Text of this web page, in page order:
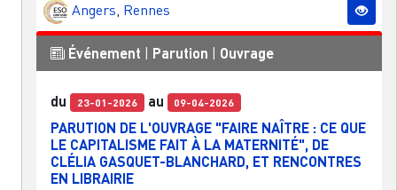
Angers, Rennes
Événement Parution Ouvrage
du 23-01-2026 au 09-04-2026
PARUTION DE L'OUVRAGE "FAIRE NAÎTRE : CE QUE
LE CAPITALISME FAIT À LA MATERNITÉ", DE
CLÉLIA GASQUET-BLANCHARD, ET RENCONTRES
EN LIBRAIRIE